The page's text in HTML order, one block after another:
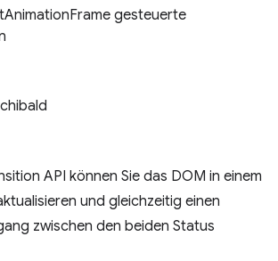
gesteuerte
API können Sie das DOM in einem
und gleichzeitig einen
zwischen den beiden Status